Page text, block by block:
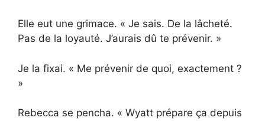
Elle eut une grimace. « Je sais. De la lâcheté.
Pas de la loyauté. J’aurais dû te prévenir. »
Je la fixai. « Me prévenir de quoi, exactement ?
»
Rebecca se pencha. « Wyatt prépare ça depuis